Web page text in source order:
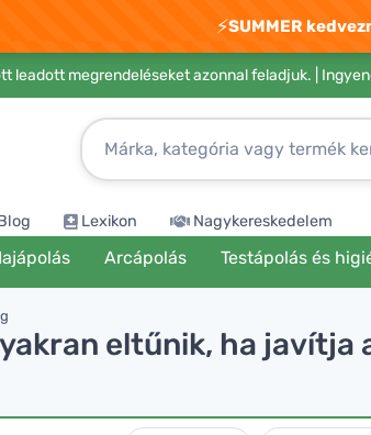
⚡SUMMER
leadott megrendeléseket azonnal feladjuk. |
Lexikon Nagykereskedelem
Arcápolás Testápolás és
eltűnik, ha